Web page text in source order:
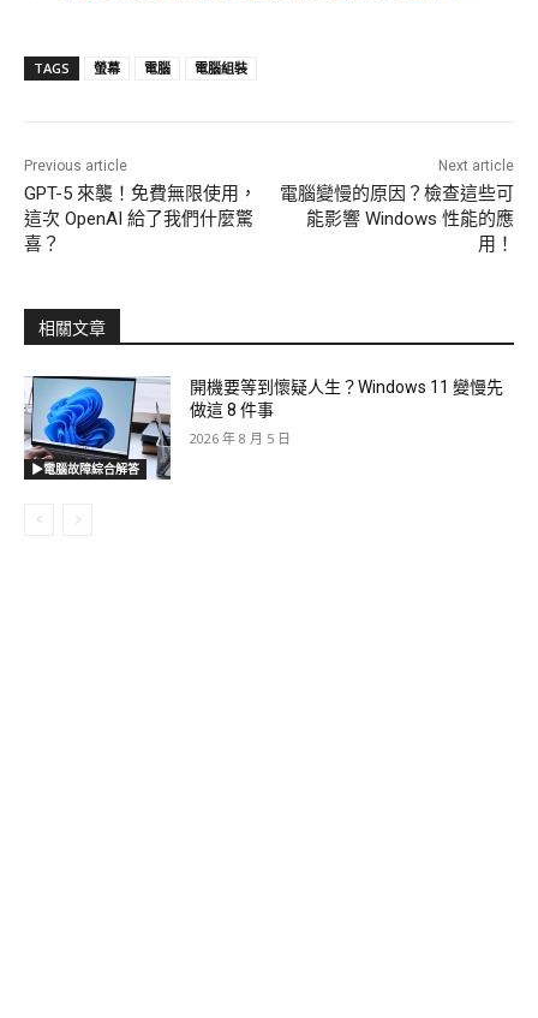
TAGS 螢幕 電腦 電腦組裝
Previous article
GPT-5 來襲！免費無限使用，
這次 OpenAI 給了我們什麼驚
喜？
Next article
電腦變慢的原因？檢查這些可
能影響 Windows 性能的應
用！
相關文章
▶電腦故障綜合解答
開機要等到懷疑人生？Windows 11 變慢先
做這 8 件事
2026 年 8 月 5 日